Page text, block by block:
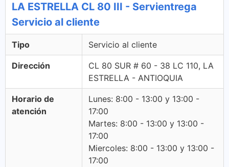
LA ESTRELLA CL 80 III - Servientrega
Servicio al cliente
Tipo Servicio al cliente
Dirección
CL 80 SUR # 60 - 38 LC 110, LA
ESTRELLA - ANTIOQUIA
Horario de
atención
Lunes: 8:00 - 13:00 y 13:00 -
17:00
Martes: 8:00 - 13:00 y 13:00 -
17:00
Miercoles: 8:00 - 13:00 y 13:00 -
17:00